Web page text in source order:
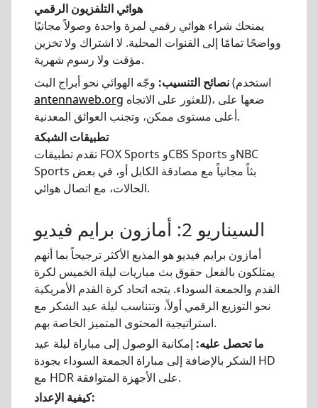
هوائي التلفزيون الرقمي
يمنحك شراء هوائي رقمي لمرة واحدة وصولاً مجانيًا
وواضحًا تمامًا إلى القنوات المحلية. لا اشتراك ولا تخزين
مؤقت ولا رسوم شهرية.
نصائح التنسيب: وجّه الهوائي نحو أبراج البث (استخدم
antennaweb.org
أعلى مستوى ممكن، وتجنب العوائق المعدنية.
تطبيقات الشبكة
تقدم تطبيقات FOX Sports وCBS Sports وNBC
Sports بثاً مجانياً مع مصادقة الكابل أو، في بعض
الحالات، مع اتصال هوائي.
السيناريو 2: أمازون برايم فيديو
أمازون برايم فيديو هو المذيع الأكثر ترجيحاً بما أنهم
يمتلكون بالفعل حقوق بث مباريات ليلة الخميس لكرة
القدم والجمعة السوداء. يتجه اتحاد كرة القدم الأمريكية
نحو التوزيع الرقمي أولاً، وتتناسب ليلة عيد الشكر مع
استراتيجية المحتوى المتميز الخاصة بهم.
ما تحصل عليه: إمكانية الوصول إلى مباراة ليلة عيد
الشكر بالإضافة إلى مباراة الجمعة السوداء بجودة HD
مع HDR على الأجهزة المتوافقة.
كيفية الإعداد: